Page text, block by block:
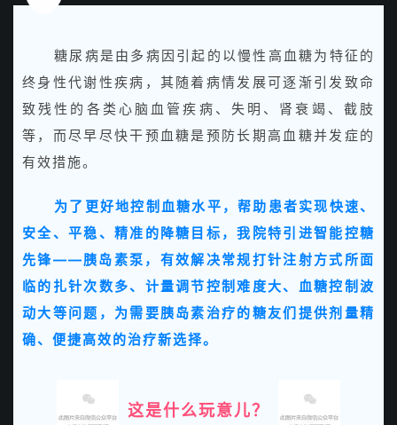
糖尿病是由多病因引起的以慢性高血糖为特征的
终身性代谢性疾病，其随着病情发展可逐渐引发致命
致残性的各类心脑血管疾病、失明、肾衰竭、截肢
等，而尽早尽快干预血糖是预防长期高血糖并发症的
有效措施。
为了更好地控制血糖水平，帮助患者实现快速、
安全、平稳、精准的降糖目标，我院特引进智能控糖
先锋——胰岛素泵，有效解决常规打针注射方式所面
临的扎针次数多、计量调节控制难度大、血糖控制波
动大等问题，为需要胰岛素治疗的糖友们提供剂量精
确、便捷高效的治疗新选择。
这是什么玩意儿？